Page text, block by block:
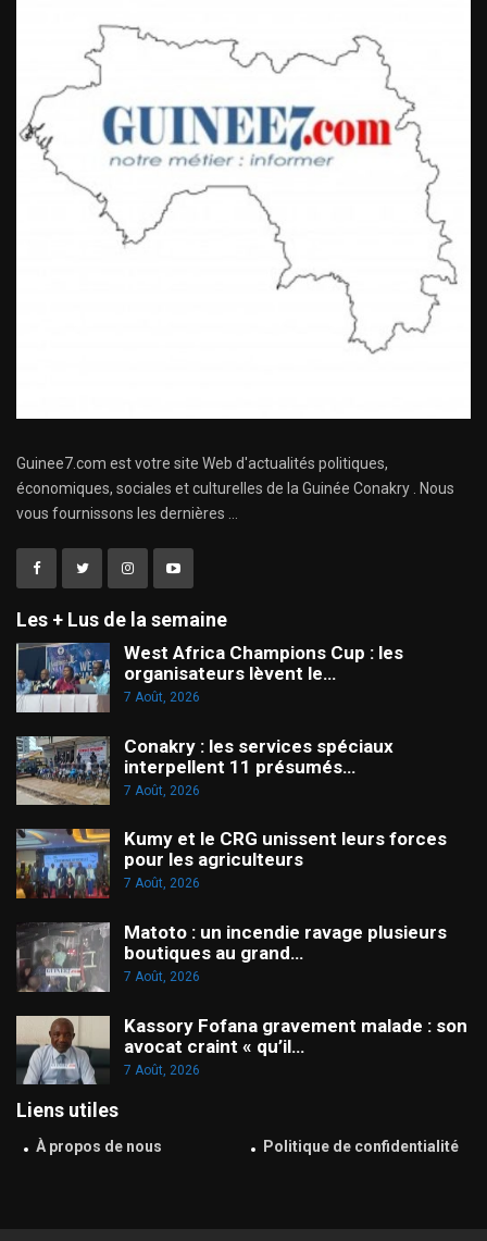
Guinee7.com est votre site Web d'actualités politiques,
économiques, sociales et culturelles de la Guinée Conakry . Nous
vous fournissons les dernières ...
Les + Lus de la semaine
West Africa Champions Cup : les
organisateurs lèvent le…
7 Août, 2026
Conakry : les services spéciaux
interpellent 11 présumés…
7 Août, 2026
Kumy et le CRG unissent leurs forces
pour les agriculteurs
7 Août, 2026
Matoto : un incendie ravage plusieurs
boutiques au grand…
7 Août, 2026
Kassory Fofana gravement malade : son
avocat craint « qu’il…
7 Août, 2026
Liens utiles
À propos de nous Politique de confidentialité